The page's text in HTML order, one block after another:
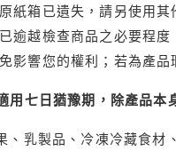
紙箱已遺失，請另使用
逾越檢查商品之必要程
影響您的權利；若為產
七日猶豫期，除產品本
、乳製品、冷凍冷藏食材